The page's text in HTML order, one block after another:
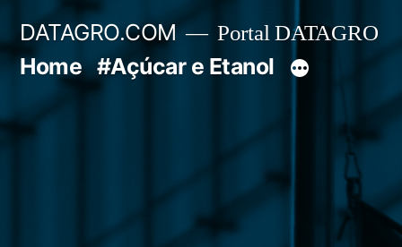
Pular
para
conteúdo
DATAGRO.COM Portal DATAGRO
Home #Açúcar e Etanol